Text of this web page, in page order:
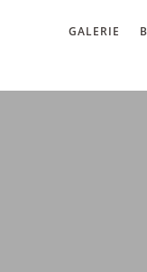
GALERIE